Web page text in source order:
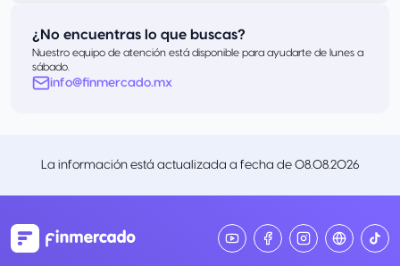
¿No encuentras lo que buscas?
Nuestro equipo de atención está disponible para ayudarte de lunes a
sábado.
info@finmercado.mx
La información está actualizada a fecha de 08.08.2026